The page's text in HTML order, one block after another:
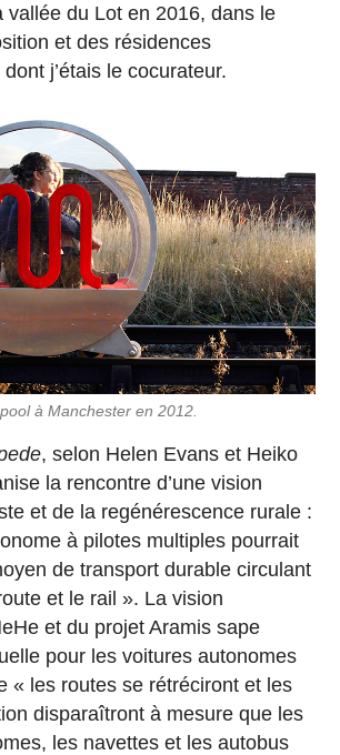
vallée du Lot en 2016, dans le
et des résidences
dont j’étais le cocurateur.
à Manchester en 2012.
, selon Helen Evans et Heiko
la rencontre d’une vision
et de la regénérescence rurale :
à pilotes multiples pourrait
de transport durable circulant
et le rail ». La vision
et du projet Aramis sape
pour les voitures autonomes
« les routes se rétréciront et les
disparaîtront à mesure que les
les navettes et les autobus